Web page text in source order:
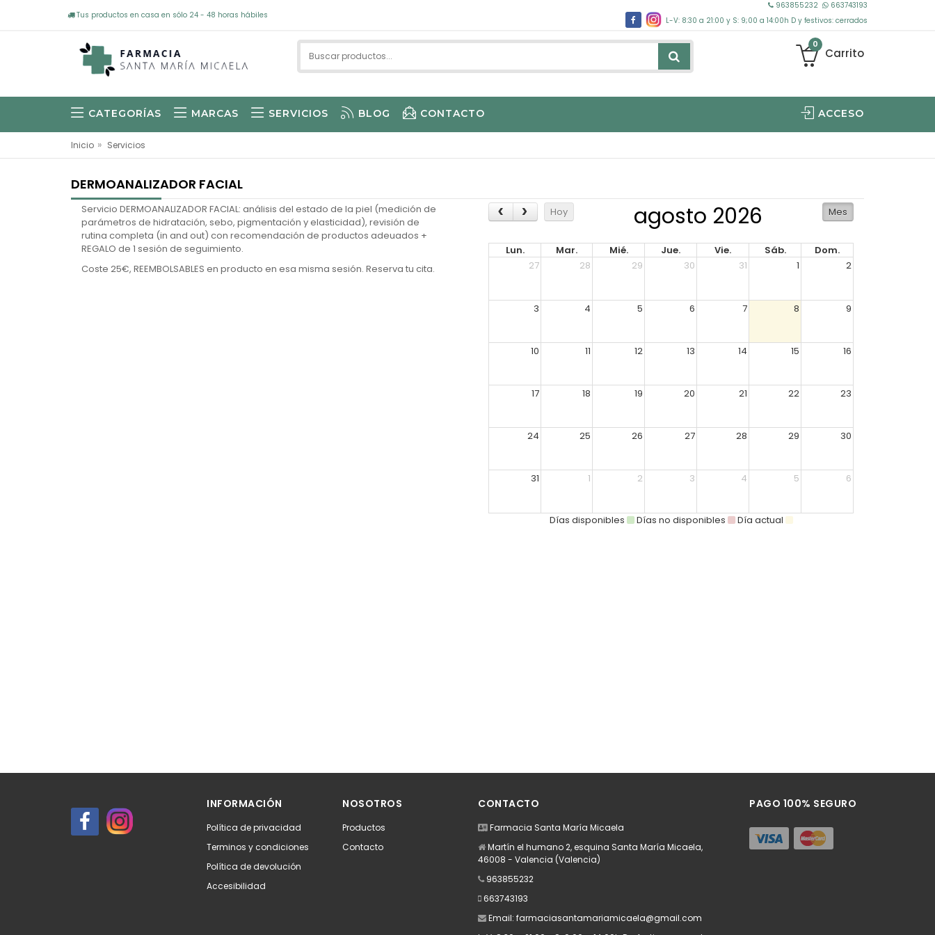
Tus productos en casa en sólo 24 - 48 horas hábiles
963855232
663743193
L-V: 8:30 a 21:00 y S: 9;00 a 14:00h D y festivos: cerrados
0
Carrito
CATEGORÍAS MARCAS SERVICIOS BLOG CONTACTO ACCESO
Inicio » Servicios
DERMOANALIZADOR FACIAL
Servicio DERMOANALIZADOR FACIAL: análisis del estado de la piel (medición de
parámetros de hidratación, sebo, pigmentación y elasticidad), revisión de
rutina completa (in and out) con recomendación de productos adeuados +
REGALO de 1 sesión de seguimiento.
Coste 25€, REEMBOLSABLES en producto en esa misma sesión. Reserva tu cita.
Hoy Mes
agosto 2026
Lun. Mar. Mié. Jue. Vie. Sáb.
Dom.
27
28 29 30 31 1 2
3 4 5 6 7 8 9
10 11 12 13 14 15 16
17 18 19 20 21 22 23
24 25 26 27 28 29 30
31 1 2 3 4 5 6
Días disponibles Días no disponibles Día actual
INFORMACIÓN
Política de privacidad
Terminos y condiciones
Política de devolución
Accesibilidad
NOSOTROS
Productos
Contacto
CONTACTO
Farmacia Santa María Micaela
Martín el humano 2, esquina Santa María Micaela,
46008 - Valencia (Valencia)
963855232
663743193
Email: farmaciasantamariamicaela@gmail.com
PAGO 100% SEGURO